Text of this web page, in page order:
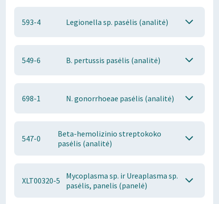
593-4 Legionella sp. pasėlis (analitė)
549-6 B. pertussis pasėlis (analitė)
698-1 N. gonorrhoeae pasėlis (analitė)
547-0
Beta-hemolizinio streptokoko
pasėlis (analitė)
XLT00320-5
Mycoplasma sp. ir Ureaplasma sp.
pasėlis, panelis (panelė)